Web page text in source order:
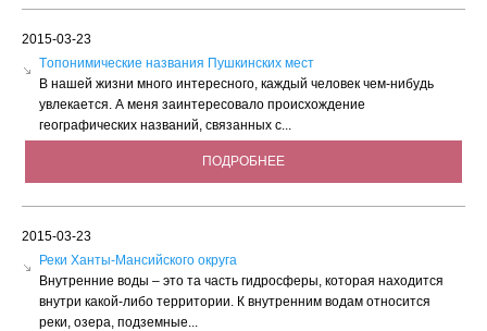
2015-03-23
Tопонимические названия Пушкинских мест
В нашей жизни много интересного, каждый человек чем-нибудь
увлекается. А меня заинтересовало происхождение
географических названий, связанных с...
ПОДРОБНЕЕ
2015-03-23
Реки Ханты-Мансийского округа
Внутренние воды – это та часть гидросферы, которая находится
внутри какой-либо территории. К внутренним водам относится
реки, озера, подземные...